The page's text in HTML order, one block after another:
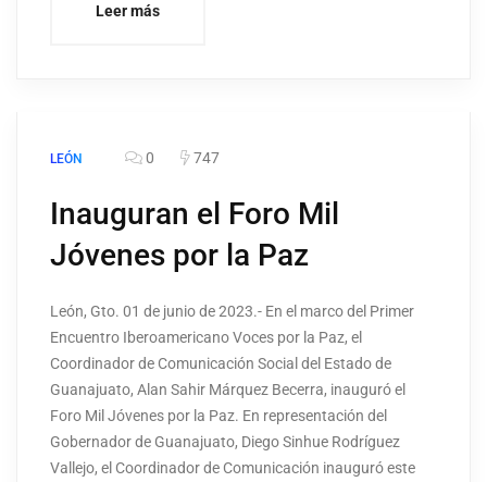
Leer más
LEÓN 0 747
Inauguran el Foro Mil
Jóvenes por la Paz
León, Gto. 01 de junio de 2023.- En el marco del Primer
Encuentro Iberoamericano Voces por la Paz, el
Coordinador de Comunicación Social del Estado de
Guanajuato, Alan Sahir Márquez Becerra, inauguró el
Foro Mil Jóvenes por la Paz. En representación del
Gobernador de Guanajuato, Diego Sinhue Rodríguez
Vallejo, el Coordinador de Comunicación inauguró este